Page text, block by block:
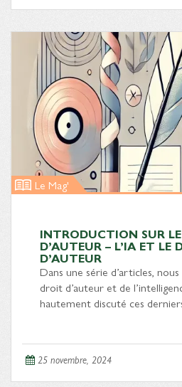
Le Mag'
INTRODUCTION SUR
D’AUTEUR – L’IA ET LE
D’AUTEUR
Dans une série d’articles,
droit d’auteur et de
hautement discuté ces
25 novembre, 2024